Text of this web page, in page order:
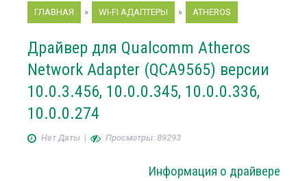
ГЛАВНАЯ » WI-FI АДАПТЕРЫ » ATHEROS
Драйвер для Qualcomm Atheros
Network Adapter (QCA9565) версии
10.0.3.456, 10.0.0.345, 10.0.0.336,
10.0.0.274
Нет Даты| Просмотры: 89293
Информация о драйвере